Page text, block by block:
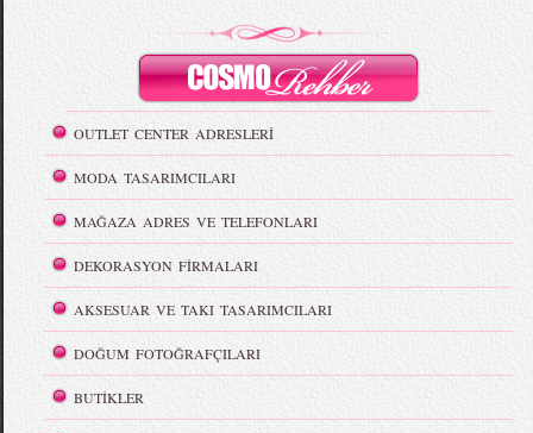
OUTLET CENTER ADRESLERİ
MODA TASARIMCILARI
MAĞAZA ADRES VE TELEFONLARI
DEKORASYON FİRMALARI
AKSESUAR VE TAKI TASARIMCILARI
DOĞUM FOTOĞRAFÇILARI
BUTİKLER